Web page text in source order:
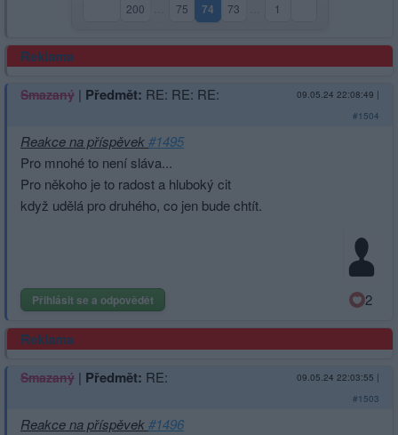
200 75 74(aktuální strana)
73 1
Reklama
Smazaný | Předmět: RE: RE: RE: 09.05.24 22:08:49 |
#1504
Reakce na příspěvek#1495
Pro mnohé to není sláva...
Pro někoho je to radost a hluboký cit
když udělá pro druhého, co jen bude chtít.
Přihlásit se a odpovědět 2
Reklama
Smazaný | Předmět: RE: 09.05.24 22:03:55 |
#1503
Reakce na příspěvek#1496